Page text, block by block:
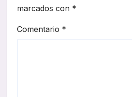
marcados con *
Comentario *